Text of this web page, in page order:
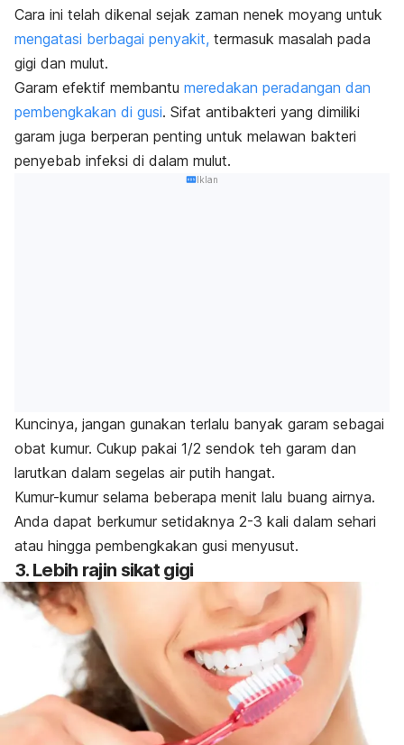
Cara ini telah dikenal sejak zaman nenek moyang untuk
mengatasi berbagai penyakit, termasuk masalah pada
gigi dan mulut.
Garam efektif membantu meredakan peradangan dan
pembengkakan di gusi. Sifat antibakteri yang dimiliki
garam juga berperan penting untuk melawan bakteri
penyebab infeksi di dalam mulut.
Iklan
Kuncinya, jangan gunakan terlalu banyak garam sebagai
obat kumur. Cukup pakai 1/2 sendok teh garam dan
larutkan dalam segelas air putih hangat.
Kumur-kumur selama beberapa menit lalu buang airnya.
Anda dapat berkumur setidaknya 2-3 kali dalam sehari
atau hingga pembengkakan gusi menyusut.
3. Lebih rajin sikat gigi